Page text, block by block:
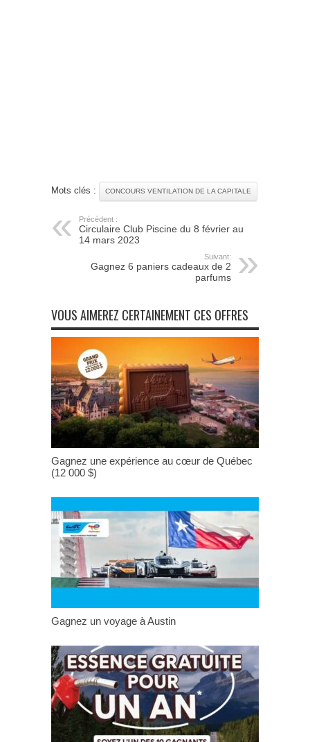
Mots clés : CONCOURS VENTILATION DE LA CAPITALE
Précédent :
Circulaire Club Piscine du 8 février au
14 mars 2023
Suivant:
Gagnez 6 paniers cadeaux de 2
parfums
VOUS AIMEREZ CERTAINEMENT CES OFFRES
Gagnez une expérience au cœur de Québec
(12 000 $)
Gagnez un voyage à Austin